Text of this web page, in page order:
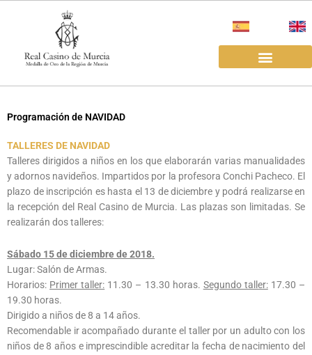
Programación de NAVIDAD
TALLERES DE NAVIDAD
Talleres dirigidos a niños en los que elaborarán varias manualidades
y adornos navideños. Impartidos por la profesora Conchi Pacheco. El
plazo de inscripción es hasta el 13 de diciembre y podrá realizarse en
la recepción del Real Casino de Murcia. Las plazas son limitadas. Se
realizarán dos talleres:
Sábado 15 de diciembre de 2018.
Lugar: Salón de Armas.
Horarios: Primer taller: 11.30 – 13.30 horas. Segundo taller:17.30 –
19.30 horas.
Dirigido a niños de 8 a 14 años.
Recomendable ir acompañado durante el taller por un adulto con los
niños de 8 años e imprescindible acreditar la fecha de nacimiento del